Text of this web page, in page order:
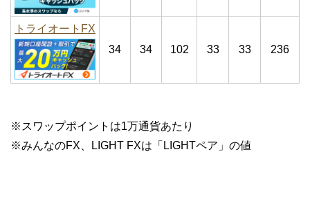
トライオートFX
34
34 102 33 33 236
※スワップポイントは1万通貨あたり
※みんなのFX、LIGHT FXは「LIGHTペア」の値